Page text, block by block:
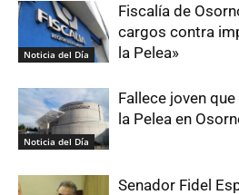
Noticia del Día
Fiscalía de
cargos contra
la Pelea»
Noticia del Día
Fallece joven
la Pelea en
Senador Fidel